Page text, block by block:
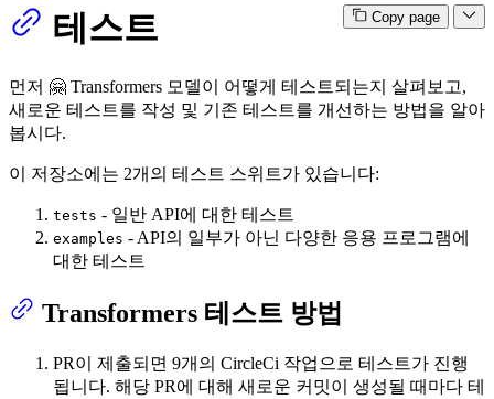
Copy page
테스트
먼저 🤗 Transformers 모델이 어떻게 테스트되는지 살펴보고,
새로운 테스트를 작성 및 기존 테스트를 개선하는 방법을 알아
봅시다.
이 저장소에는 2개의 테스트 스위트가 있습니다:
tests - 일반 API에 대한 테스트
examples - API의 일부가 아닌 다양한 응용 프로그램에
대한 테스트
Transformers 테스트 방법
PR이 제출되면 9개의 CircleCi 작업으로 테스트가 진행
됩니다. 해당 PR에 대해 새로운 커밋이 생성될 때마다 테